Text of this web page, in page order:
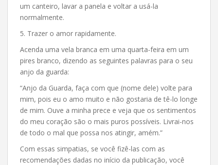
um canteiro, lavar a panela e voltar a usá-la
normalmente.
5. Trazer o amor rapidamente.
Acenda uma vela branca em uma quarta-feira em um
pires branco, dizendo as seguintes palavras para o seu
anjo da guarda:
“Anjo da Guarda, faça com que (nome dele) volte para
mim, pois eu o amo muito e não gostaria de tê-lo longe
de mim. Ouve a minha prece e veja que os sentimentos
do meu coração são o mais puros possíveis. Livrai-nos
de todo o mal que possa nos atingir, amém.”
Com essas simpatias, se você fizê-las com as
recomendações dadas no início da publicação, você